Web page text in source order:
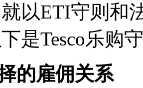
以ETI守则和
是Tesco乐购
的雇佣关系